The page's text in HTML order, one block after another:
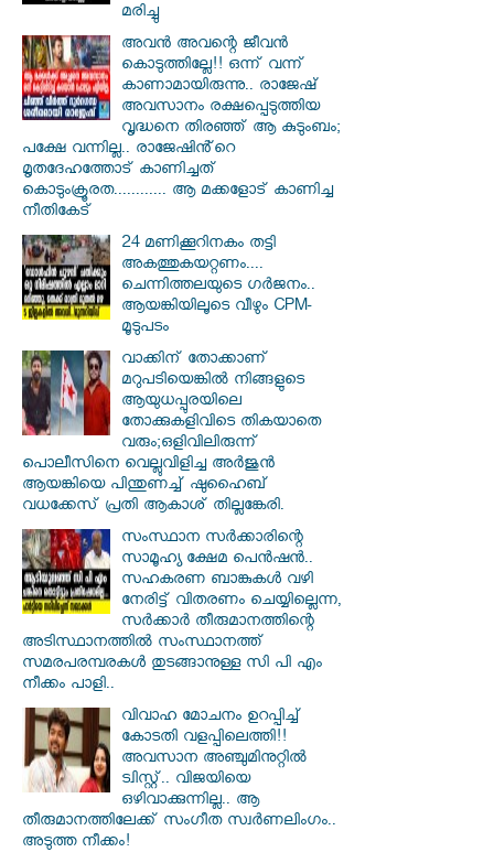
മരിച്ചു
അവൻ അവന്റെ ജീവൻ
കൊടുത്തില്ലേ!! ഒന്ന് വന്ന്
കാണാമായിരുന്നു.. രാജേഷ്
അവസാനം രക്ഷപ്പെടുത്തിയ
വൃദ്ധനെ തിരഞ്ഞ് ആ കുടുംബം;
പക്ഷേ വന്നില്ല.. രാജേഷിൻ്റെ
മൃതദേഹത്തോട് കാണിച്ചത്
കൊടുംക്രൂരത............ ആ മക്കളോട് കാണിച്ച
നീതികേട്
24 മണിക്കൂറിനകം തട്ടി
അകത്തുകയറ്റണം....
ചെന്നിത്തലയുടെ ഗർജനം..
ആയങ്കിയിലൂടെ വീഴും CPM-
മൂടുപടം
വാക്കിന് തോക്കാണ്
മറുപടിയെങ്കിൽ നിങ്ങളുടെ
ആയുധപ്പുരയിലെ
തോക്കുകളിവിടെ തികയാതെ
വരും;ഒളിവിലിരുന്ന്
പൊലീസിനെ വെല്ലുവിളിച്ച അർജുൻ
ആയങ്കിയെ പിന്തുണച്ച് ഷുഹൈബ്
വധക്കേസ് പ്രതി ആകാശ് തില്ലങ്കേരി.
സംസ്ഥാന സർ‌ക്കാരിന്റെ
സാമൂഹ്യ ക്ഷേമ പെൻഷൻ..
സഹകരണ ബാങ്കുകൾ വഴി
നേരിട്ട് വിതരണം ചെയ്യില്ലെന്ന,
സർക്കാർ തീരുമാനത്തിന്റെ
അടിസ്ഥാനത്തിൽ സംസ്ഥാനത്ത്
സമരപരമ്പരകൾ തുടങ്ങാനുള്ള സി പി എം
നീക്കം പാളി..
വിവാഹ മോചനം ഉറപ്പിച്ച്
കോടതി വളപ്പിലെത്തി!!
അവസാന അഞ്ചുമിനുറ്റിൽ
ട്വിസ്റ്റ്.. വിജയിയെ
ഒഴിവാക്കുന്നില്ല.. ആ
തീരുമാനത്തിലേക്ക് സംഗീത സ്വർണലിംഗം..
അടുത്ത നീക്കം!